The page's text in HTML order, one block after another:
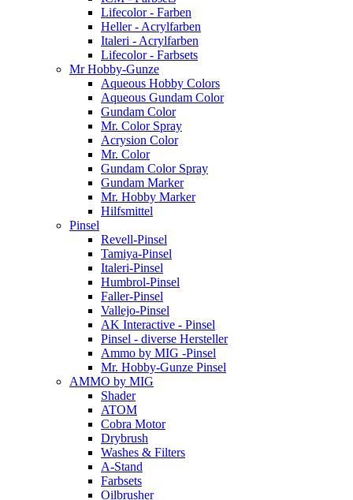
Lifecolor - Farben
Heller - Acrylfarben
Italeri - Acrylfarben
Lifecolor - Farbsets
Mr Hobby-Gunze
Aqueous Hobby Colors
Aqueous Gundam Color
Gundam Color
Mr. Color Spray
Acrysion Color
Mr. Color
Gundam Color Spray
Gundam Marker
Mr. Hobby Marker
Hilfsmittel
Pinsel
Revell-Pinsel
Tamiya-Pinsel
Italeri-Pinsel
Humbrol-Pinsel
Faller-Pinsel
Vallejo-Pinsel
AK Interactive - Pinsel
Pinsel - diverse Hersteller
Ammo by MIG -Pinsel
Mr. Hobby-Gunze Pinsel
AMMO by MIG
Shader
ATOM
Cobra Motor
Drybrush
Washes & Filters
A-Stand
Farbsets
Oilbrusher